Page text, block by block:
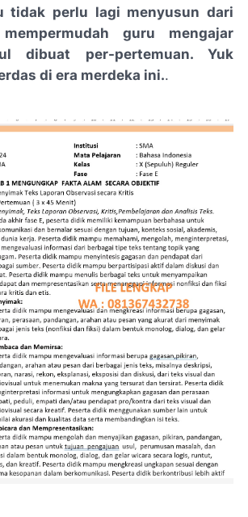
tidak perlu lagi menyusun dari
guru mengajar
dibuat per-pertemuan. Yuk
di era merdeka ini..